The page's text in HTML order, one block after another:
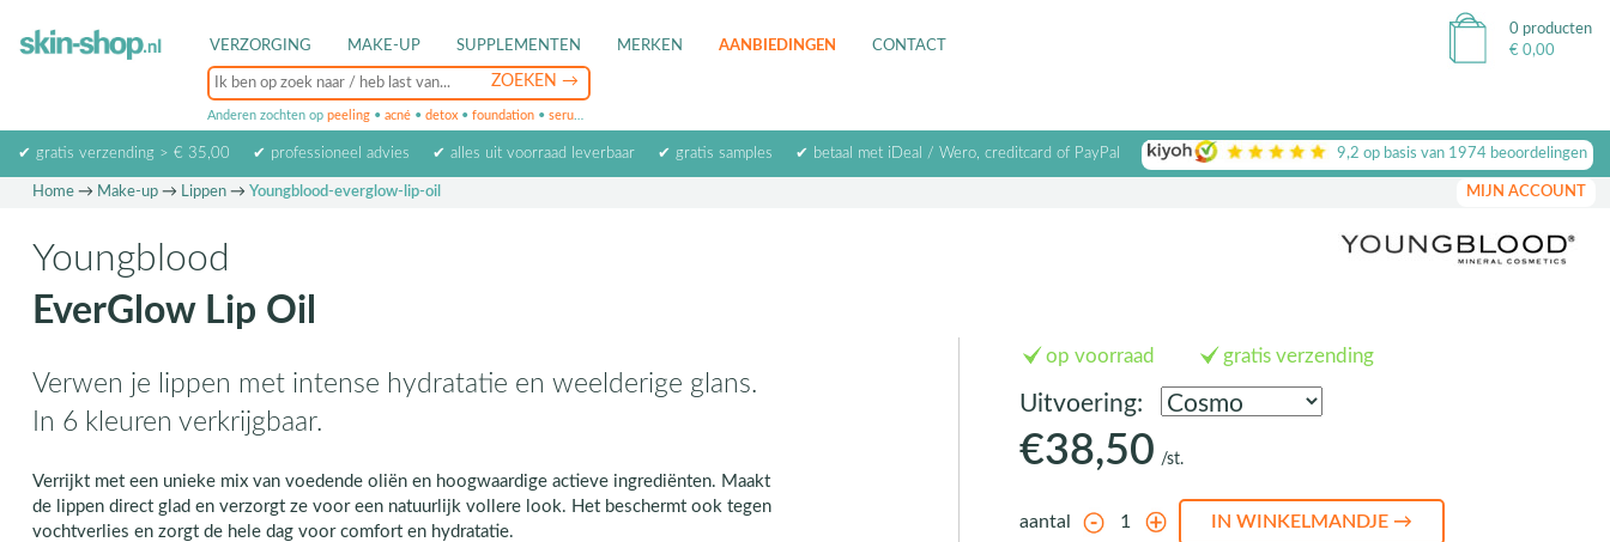
VERZORGING MAKE-UP SUPPLEMENTEN MERKEN AANBIEDINGEN CONTACT
Anderen zochten op peeling • acné • detox • foundation • serum
0 producten
€ 0,00
✔ gratis verzending > € 35,00 ✔ professioneel advies ✔ alles uit voorraad leverbaar ✔ gratis samples ✔ betaal met iDeal / Wero, creditcard of PayPal 9,2 op basis van 1974beoordelingen
MIJN ACCOUNT
Home→ Make-up→ Lippen→ Youngblood-everglow-lip-oil
Youngblood
EverGlow Lip Oil
Verwen je lippen met intense hydratatie en weelderige glans.
In 6 kleuren verkrijgbaar.
Verrijkt met een unieke mix van voedende oliën en hoogwaardige actieve ingrediënten. Maakt
de lippen direct glad en verzorgt ze voor een natuurlijk vollere look. Het beschermt ook tegen
vochtverlies en zorgt de hele dag voor comfort en hydratatie.
op voorraad gratis verzending
Uitvoering:
€38,50 /st.
aantal